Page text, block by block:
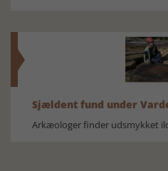
Sjældent fund under
Arkæologer finder udsmykket